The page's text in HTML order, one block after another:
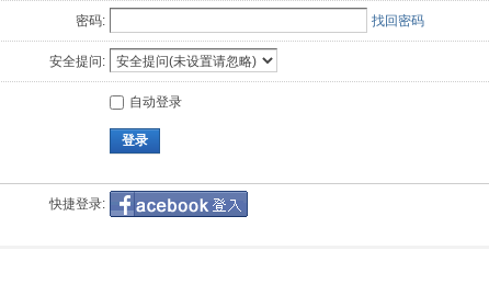
密码: 找回密码
安全提问:
自动登录
登录
快捷登录: